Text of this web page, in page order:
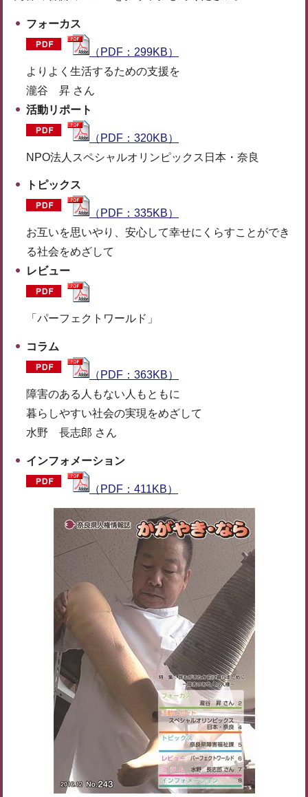
フォーカス
（PDF：299KB）
よりよく生活するための支援を
瀧谷 昇 さん
活動リポート
（PDF：320KB）
NPO法人スペシャルオリンピックス日本・奈良
トピックス
（PDF：335KB）
お互いを思いやり、安心して幸せにくらすことができ
る社会をめざして
レビュー
「パーフェクトワールド」
コラム
（PDF：363KB）
障害のある人もない人もともに
暮らしやすい社会の実現をめざして
水野 長志郎 さん
インフォメーション
（PDF：411KB）